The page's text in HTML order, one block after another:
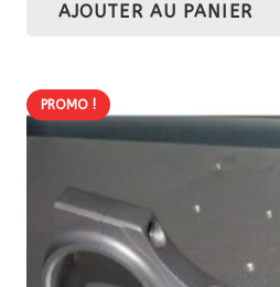
initial
actuel
AJOUTER AU PANIER
PROMO !